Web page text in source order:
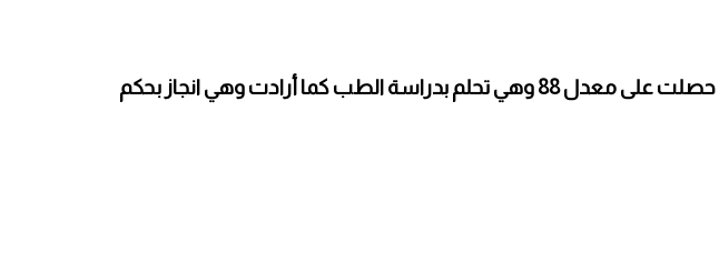
والدتها توفت بالسرطان أثناء تقديمها امتحان الثانوية العامة التجريبي ، الطالبة رنا سمير عساف حصلت على معدل 88 وهي تحلم بدراسة الطب كما أرادت وهي انجاز بحكم